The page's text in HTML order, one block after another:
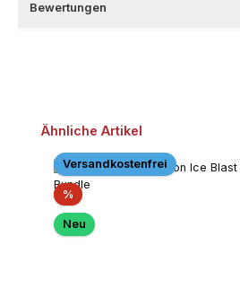
Bewertungen
Produktgalerie überspringen
Ähnliche Artikel
Versandkostenfrei
%Rabatt
Neu